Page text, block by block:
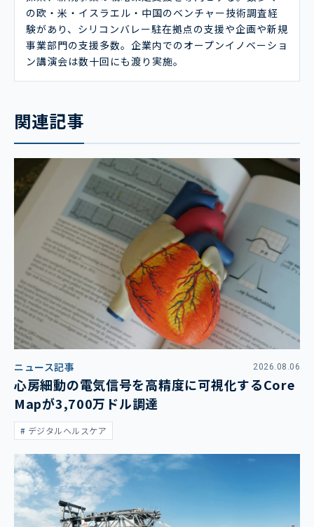
の欧・米・イスラエル・中国のベンチャー技術調査経
験があり、シリコンバレー駐在拠点の支援や企画や新規
事業部門の支援多数。企業内でのオープンイノベーショ
ン講演会は数十回にも渡り実施。
関連記事
ニュース記事 2026.08.06
心房細動の電気信号を高精度に可視化するCore
Mapが3,700万ドル調達
デジタルヘルスケア